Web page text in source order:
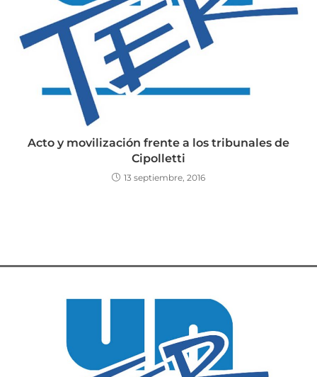
Acto y movilización frente a los tribunales de
Cipolletti
13 septiembre, 2016